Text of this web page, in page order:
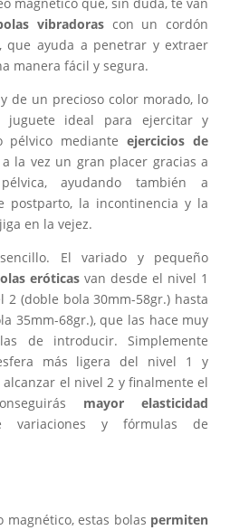
vibradorascon un cordón
que ayuda a penetrar y extraer
manera fácil y segura.
de un precioso color morado, lo
juguete ideal para ejercitar y
pélvico medianteejercicios de
la vez un gran placer gracias a
ayudando también a
postparto, la incontinencia y la
en la vejez.
El variado y pequeño
eróticas van desde el nivel 1
2 (doble bola 30mm-58gr.) hasta
35mm-68gr.), que las hace muy
de introducir. Simplemente
más ligera del nivel 1 y
el nivel 2 y finalmente el
mayor elasticidad
variaciones y fórmulas de
magnético, estas bolas permiten